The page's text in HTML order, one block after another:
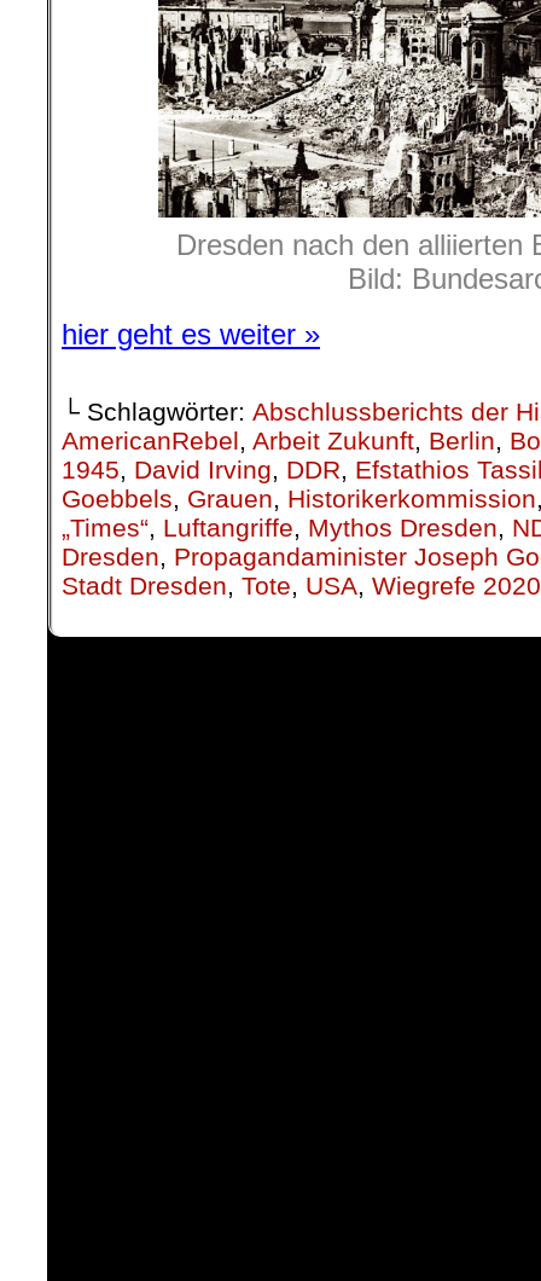
Dresden nach den alliierten
Bild:
hier geht es weiter »
└ Schlagwörter: Abschlussberichts der
AmericanRebel, Arbeit Zukunft, Berlin,
1945, David Irving, DDR, Efstathios
Goebbels, Grauen, Historikerkommission
„Times“, Luftangriffe, Mythos Dresden,
Dresden, Propagandaminister Joseph
Stadt Dresden, Tote, USA, Wiegrefe 2020